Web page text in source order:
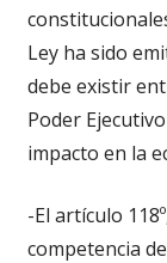
Ley ha sido
debe existir
Poder
impacto en la
-El artículo
competencia